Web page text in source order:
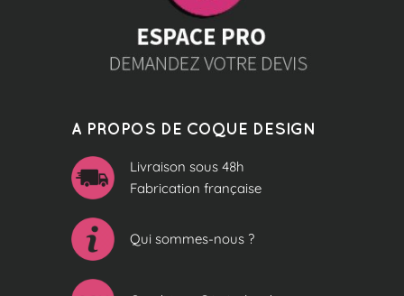
A PROPOS DE COQUE DESIGN
Livraison sous 48h
Fabrication française
Qui sommes-nous ?